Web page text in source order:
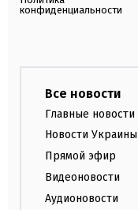
конфиденциальности
Все новости
Главные новости
Новости Украины
Прямой эфир
Видеоновости
Аудионовости